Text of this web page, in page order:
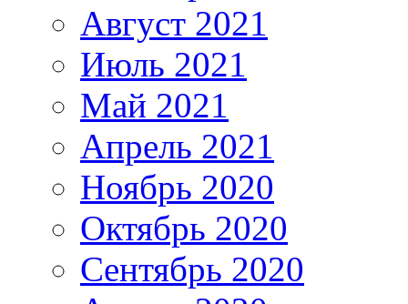
Август 2021
Июль 2021
Май 2021
Апрель 2021
Ноябрь 2020
Октябрь 2020
Сентябрь 2020